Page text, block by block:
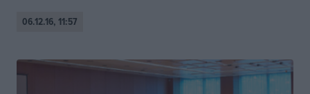
06.12.16, 11:57